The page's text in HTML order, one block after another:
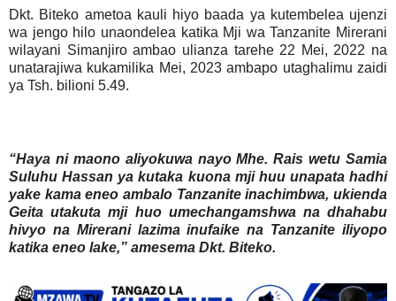
Dkt. Biteko ametoa kauli hiyo baada ya kutembelea ujenzi
wa jengo hilo unaondelea katika Mji wa Tanzanite Mirerani
wilayani Simanjiro ambao ulianza tarehe 22 Mei, 2022 na
unatarajiwa kukamilika Mei, 2023 ambapo utaghalimu zaidi
ya Tsh. bilioni 5.49.
“Haya ni maono aliyokuwa nayo Mhe. Rais wetu Samia
Suluhu Hassan ya kutaka kuona mji huu unapata hadhi
yake kama eneo ambalo Tanzanite inachimbwa, ukienda
Geita utakuta mji huo umechangamshwa na dhahabu
hivyo na Mirerani lazima inufaike na Tanzanite iliyopo
katika eneo lake,” amesema Dkt. Biteko.